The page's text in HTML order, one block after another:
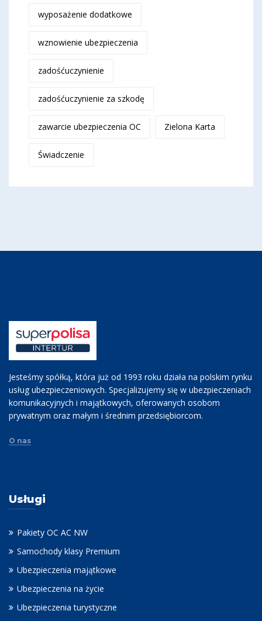
wyposażenie dodatkowe
wznowienie ubezpieczenia
zadośćuczynienie
zadośćuczynienie za szkodę
zawarcie ubezpieczenia OC Zielona Karta
Świadczenie
Jesteśmy spółką, która już od 1993 roku działa na polskim rynku
usług ubezpieczeniowych. Specjalizujemy się w ubezpieczeniach
komunikacyjnych i majątkowych, oferowanych osobom
prywatnym oraz małym i średnim przedsiębiorcom.
O nas
Usługi
Pakiety OC AC NW
Samochody klasy Premium
Ubezpieczenia majątkowe
Ubezpieczenia na życie
Ubezpieczenia turystyczne